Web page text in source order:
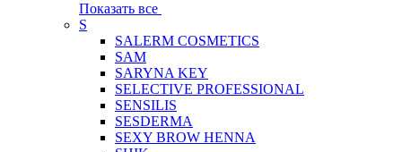
Показать все
S
SALERM COSMETICS
SAM
SARYNA KEY
SELECTIVE PROFESSIONAL
SENSILIS
SESDERMA
SEXY BROW HENNA